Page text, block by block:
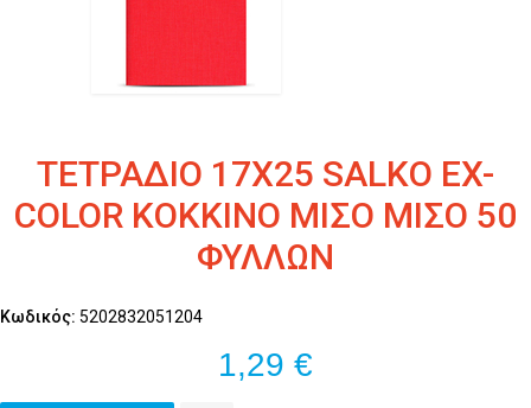
ΤΕΤΡΑΔΙΟ 17Χ25 SALKO EX-
COLOR ΚΟΚΚΙΝΟ ΜΙΣΟ ΜΙΣΟ 50
ΦΥΛΛΩΝ
Κωδικός: 5202832051204
1,29 €